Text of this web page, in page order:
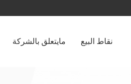
نقاط البيع مايتعلق بالشركة